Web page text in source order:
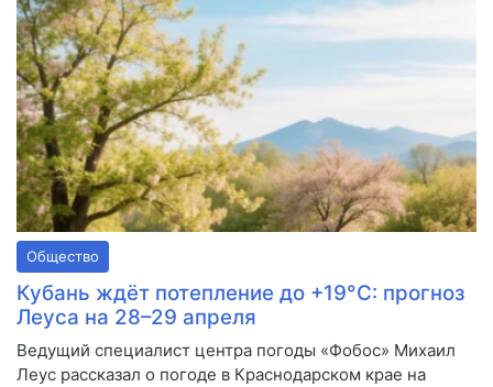
Общество
Кубань ждёт потепление до +19°С: прогноз
Леуса на 28–29 апреля
Ведущий специалист центра погоды «Фобос» Михаил
Леус рассказал о погоде в Краснодарском крае на